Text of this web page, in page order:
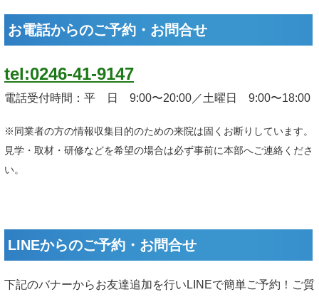
お電話からのご予約・お問合せ
tel:0246-41-9147
電話受付時間：平 日 9:00〜20:00／土曜日 9:00〜18:00
※同業者の方の情報収集目的のための来院は固くお断りしています。
見学・取材・研修などを希望の場合は必ず事前に本部へご連絡くださ
い。
LINEからのご予約・お問合せ
下記のバナーからお友達追加を行いLINEで簡単ご予約！ご質